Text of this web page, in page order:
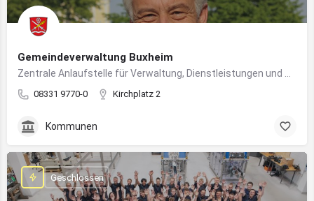
Gemeindeverwaltung Buxheim
08331 9770-0 Kirchplatz 2
Kommunen
Geschlossen